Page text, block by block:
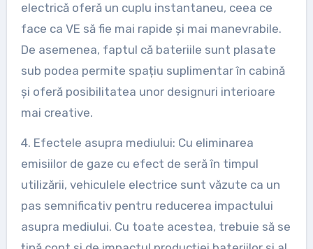
electrică oferă un cuplu instantaneu, ceea ce
face ca VE să fie mai rapide și mai manevrabile.
De asemenea, faptul că bateriile sunt plasate
sub podea permite spațiu suplimentar în cabină
și oferă posibilitatea unor designuri interioare
mai creative.
4. Efectele asupra mediului: Cu eliminarea
emisiilor de gaze cu efect de seră în timpul
utilizării, vehiculele electrice sunt văzute ca un
pas semnificativ pentru reducerea impactului
asupra mediului. Cu toate acestea, trebuie să se